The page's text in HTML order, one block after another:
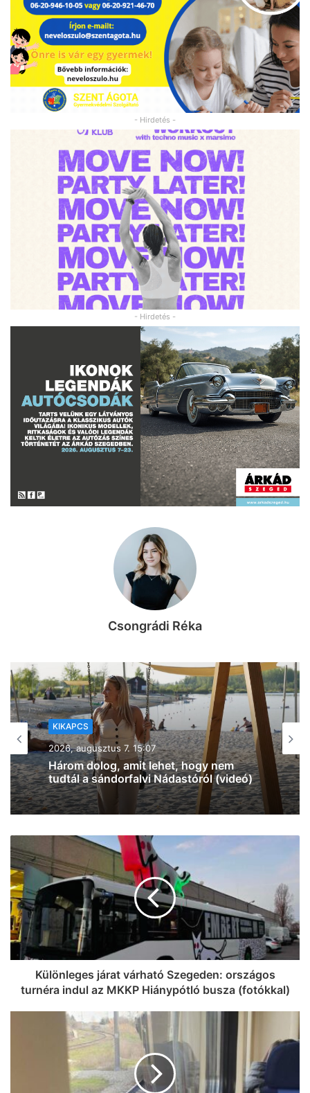
- Hirdetés -
- Hirdetés -
Csongrádi Réka
KIKAPCS
2026, augusztus 7. 12:27
Na, ez mennyire király már: 60 SZIN-
jegyet VIP-re húz fel a Coca-Cola
Szegeden!
Különleges járat várható Szegeden: országos
turnéra indul az MKKP Hiánypótló busza (fotókkal)